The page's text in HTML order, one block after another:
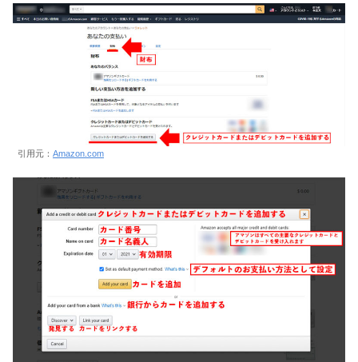
引用元： Amazon.com